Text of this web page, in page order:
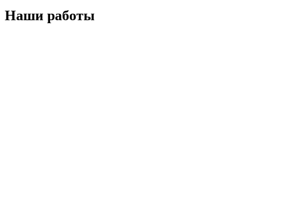
Наши работы